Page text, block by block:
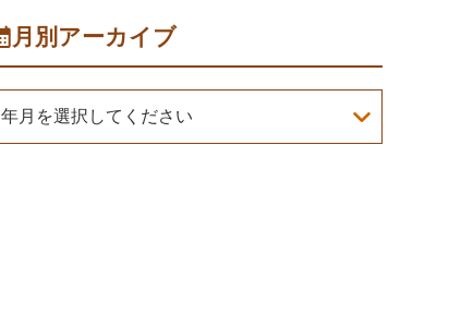
月別アーカイブ
年月を選択してください